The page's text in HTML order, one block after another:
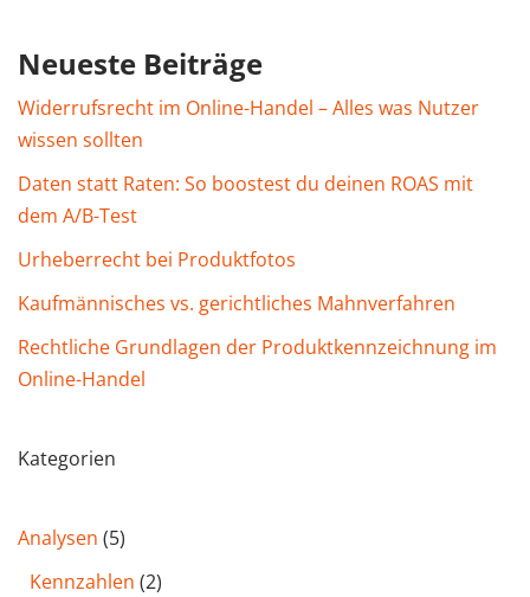
Neueste Beiträge
Widerrufsrecht im Online-Handel – Alles was Nutzer
wissen sollten
Daten statt Raten: So boostest du deinen ROAS mit
dem A/B-Test
Urheberrecht bei Produktfotos
Kaufmännisches vs. gerichtliches Mahnverfahren
Rechtliche Grundlagen der Produktkennzeichnung im
Online-Handel
Kategorien
Analysen (5)
Kennzahlen (2)